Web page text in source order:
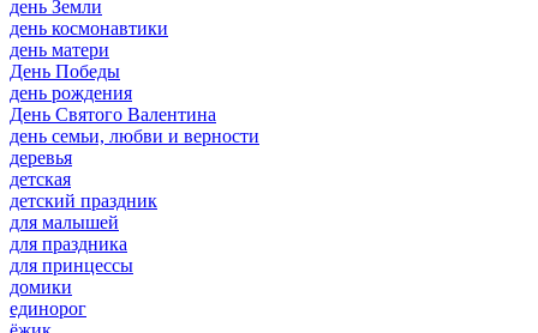
день Земли
день космонавтики
день матери
День Победы
день рождения
День Святого Валентина
день семьи, любви и верности
деревья
детская
детский праздник
для малышей
для праздника
для принцессы
домики
единорог